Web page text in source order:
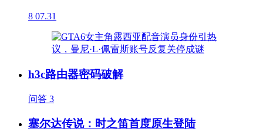
8 07.31
h3c路由器密码破解
问答 3
塞尔达传说：时之笛首度原生登陆